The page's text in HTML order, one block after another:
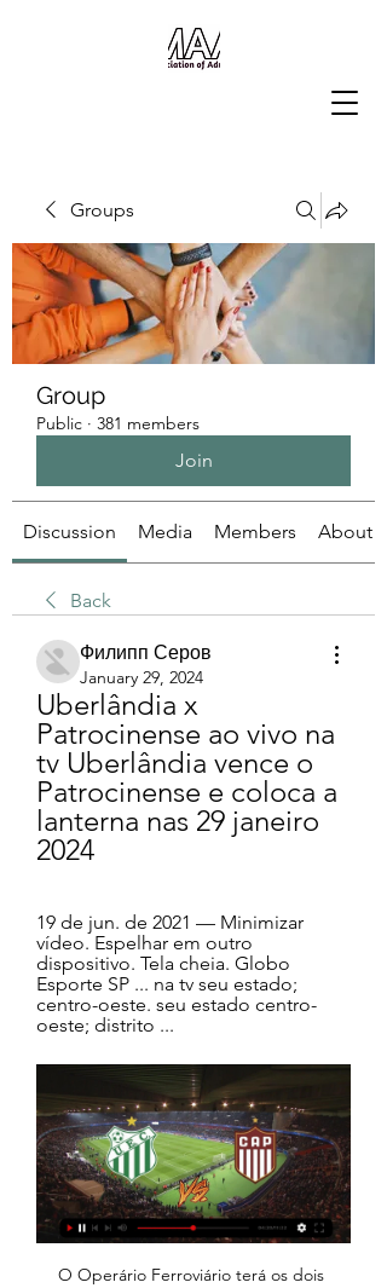
Groups
Group
Public · 381 members
Join
Discussion Media Members About
Back
Филипп Серов
January 29, 2024
Uberlândia x
Patrocinense ao vivo na
tv Uberlândia vence o
Patrocinense e coloca a
lanterna nas 29 janeiro
2024
19 de jun. de 2021 — Minimizar
vídeo. Espelhar em outro
dispositivo. Tela cheia. Globo
Esporte SP ... na tv seu estado;
centro-oeste. seu estado centro-
oeste; distrito ...
O Operário Ferroviário terá os dois primeiros jogos fora de casa no campeonato, contra Paraná Clube e Cianorte. As datas e horários dos duelos podem sofrer alterações por demanda da emissora de TV detentora dos direitos de transmissão. O primeiro jogo será no dia 20 de janeiro,.

Veja no mapa qual a Loja Vivo mais próxima a você. Encontre o produto que procura, contrate serviços que deseja e receba atendimento especializado.

Jogos do time de Caldense: Resultados, classificação e calendario. Futebol.com é simplesmente o melhor site de placar ao vivo brasileiro.. Acompanhar ao vivo todos os resultados de futebol, consultar estatísticas de apostas esportivas, conhecer as escalações dos times de clubes, assistir programas de jogos de futebol via streaming, tudo isto é agora possível com Futebol.com

O treinador da Académica, Carlos Pinto, esteve na sala de imprensa do Estádio Cidade de Coimbra para analisar o encontro frente ao Benfica B. Assiste...

Assista ao jogo Olympique de Marselha x Paris Saint-Germain ao vivo, direto do seu computador. O Olympique de Marselha recebe o Paris Saint-Germain em casa, buscando vencer, com o apoio de sua torcida, no Vélodrome.

Vem com a Sporting Way Moda Fitness – Bora alcançar suas metas fitness em 2018? jan16. Preparamos pra você dicas que vão fazer você alcançar suas metas fitness em 2018. Adote estas mudanças e conquiste uma vida ativa este ano! 1. Quando necessário, reveja seus objetivos.

Onde assistir a Patrocinense x Atlético-MG ao vivo, na há 5 dias — Equipes entram em campo nesta quarta-feira (24), no Estádio Pedro Alves do Nascimento; veja como acompanhar na TV e na internet.

Isso aí, o Cruzeiro vem forte pra cima da caldense pra buscar o resultado com três gols ou mais diferença garantindo as garantia de se assim de vez na semifinais do campeonato mineiro Boa noite, boa noite a todos os ouvintes aí da rádio Elo Sabará, mais uma vez é um prazer estar aqui com vocês pra falar de uma caldense que sempre foi uma pedra no sapato aí dos times grandes de Minas.

Paralelamente, visitamos as indústrias nossas fornecedoras localizadas em São Paulo, Rio de Janeiro, Petrópolis, Espírito Santo, Blumenau, Brusque, Gaspar, Itajaí, etc. Procuramos conhecer as mais diversas técnicas de fabricação, de estruturas de aço próprias para a fabricação de molejos com os quais os móveis estofados eram providos necessariamente.

Uberlândia x Patrocinense | Rodada 2 | Campeonato Mineiro há 5 horas — Acompanhe o jogo Uberlândia x Patrocinense (Campeonato Mineiro, Rodada 2): escalação, fotos, vídeos, placar e lances da partida em tempo ...

O goleiro Jean finalmente fez sua estreia com a camisa do Atlético. No empate sem gols contra o Crac de Catalão na noite desta quinta-feira (20), o experiente atleta que já teve passagens por Bahia e São Paulo comentou qual palavra define essa estreia pelo Dragão e reestreia como jogador de futebol.

Destinado às emissoras de TV e rádio com direitos de transmissão dos Jogos, o IBC tem 85 mil m² e funcionará 24 horas por dia durante os Jogos. As fundações da instalação compreendem predominantemente a instalação de estacas metálicas que formataram as estruturas de …

A SIC apresentou, no passado sábado, um “exclusivo” no seu principal bloco informativo. O exclusivo não resultou de qualquer trabalho jornalístico, resumiu-se apenas à transmissão de imagens que foram “entregues” a um jornalista da redacção da SIC no Porto.

Juventus e Figueirense se enfrentam em Jaraguá em busca da reabilitação no Catarinense Equipes estão nas últimas colocações no primeiro turno. 06/02/2010 - 18h10min Atualizada em 06/02/2010. "Vocês estão na fase de transmissão intensa", afirma Mandetta sobre o RS

Uberlândia x Patrocinense: veja onde assistir, escalações 19 de jun. de 2021 — Minimizar vídeo. Espelhar em outro dispositivo. Tela cheia. Globo Esporte SP na tv seu estado; centro-oeste. seu estado centro-oeste; distrito ...

UBERLÂNDIA X PATROCINENSE AO VIVO COM IMAGENS HD YouTube YouTube 1:14 YouTube Futebol Stats 4 de abr. de 2021 4 de abr. de 2021

Assistir Patrocinense x Uberlândia ao vivo online 30/01/2022 30 de jan. de 2022 — Assista Patrocinense x Uberlândia ao vivo pelo Campeonato Mineiro a partir das 16h00 (de Brasília) com transmissão exclusiva do canal ...

Bruno Fuser - Possui graduação em Jornalismo pela Escola de Comunicações e Artes da Universidade de São Paulo - ECAUSP (1981), mestrado em Ciências da Comunicação (1992) e doutorado (1998) também em Ciências da Comunicação pela mesma instituição. Realizou pós-doutorado em 2005-2006 na Universidade Autônoma de Barcelona, com bolsa PDE do CNPq, e, no 1º semestre de 2011.

A Prefeitura de Rio Branco, por meio da Secretaria Municipal de Saúde (Semsa), em parceria com várias Ongs, promoveu nesta segunda-feira, 2, um ato de prevenção às Infecções Sexualmente Transmissíveis (IST’s), na praça do Novo Mercado Velho, em alusão ao Dia Mundial de Luta Contra a Aids.

O automóvel trafegava na PE-292, sentido Afogados da Ingazeira a Iguaracy quando atropelou um cavalo na pista, nas proximidades da INVESA. George Vicente da Silva, 25 anos, filho do Vereador iguaraciense Jorge Soldado, conduzia o veículo Pagero, cor prata, ano 1994, placa KLB-0017, quando um cavalo saiu do acostamento, em direção ao asfalto, momento em que a vítima não conseguiu parar o.

Atlético Petróleos do Huambo or simply Petro do Huambo is an Angolan football club based in Huambo.The club was established in 1980 as a result of a merger between Atlético de Nova Lisboa and Desportivo Sonangol. They are currently playing their home games at the Estádio Mártires da Canhala

SPORT. Ninguém positiva nos exames da Covid-19 e Sport enfrenta o Atlético-GO sem surpresas Desde a volta do futebol em Pernambuco, o Leão já realizou sete rodadsas de testes da Covid-19

De virada, América-MG vence o Villa Nova e se torna vice-líder do Mineiro. O Coelho saiu atrás no placar, mas conseguiu impor a sua melhor qualidade, conseguindo sair de Nova Lima com os três.

NSPORTS O Campeonato Paranaense destaca a transmissão ao vivo de PSTC x Cianorte, às 19h Campeonato Mineiro 2024: Patrocinense x Villa Nova - 3ª Rodada · NSPORTS.

Assistir online Bahia vs Red Bull Bragantino transmissão ao vivo grátis.O melhor lugar na internet para assistir ao jogo ao vivo entre Bahia e Red Bull Bragantino.Football Streamings 24 horas por dia, 7 dias por semana no seu PC ou celular.

Futebol Mineiro.TV Jogos Anteriores - Módulo I · Troféu Inconfidência: Democrata-GV x Villa Nova - Semifinal - Jogo de Ida · Mineiro Módulo I: Patrocinense x Democrata-SL - Playoffs ...

Como assistir Patrocinense x Uberlândia Ao Vivo 30 de jan. de 2022 — A partida não será transmitida na TV. Onde assistir Patrocinense x Uberlândia Futebol AO VIVO na Internet. O confronto será transmitido na ...

Cienciano x Atlético Grau ao vivo (Campeonato Peruano - Segunda Divisão) em 15/04/2018. Resultado de Cienciano e Atlético Grau com placar ao vivo online e em tempo real, com vídeo para assistir o jogo.

Acreano vence torneio de jiu-jitsu nos Emirados Ár... Google prepara aplicativo de mensagem para competi... O que 250 padres aprenderão em curso de exorcismo. Plácido de Castro é o primeiro município do interi... Líder da série C, Atlético Acreano vai a Recife en... Antonio Aquino presidente da federação Acreana de. É CAMPEÃO.

Bem-vindo(a) à sétima temporada do Mercadão Alternativo no Última Divisão!Como nos outros anos, criamos uma página que será atualizada constantemente para mostrar “reforços” inusitados de …

Torcedor do clube bragantino de Bragança Paulista, veja aqui os jogos do bragantino ao vivo, sem perder nenhum lance dos jogos do bragantino futebol. Você assiste os jogos do bragantino futebol clube online e Grátis, em todas as competições nacionais que o bragantino participa. Chega de perder jogos como corinthians x bragantino, santos e bragantino, […]

23 de fevereiro de 2019 23 de fevereiro de 2019 Mariana Silva Atlético-MG ao vivo online, Atlético-MG x Villa Nova, villa nova mineiro. O jogo Atlético-MG x Villa Nova será realizado em um dos estádios mais conhecidos da região. Por ser uma partida muito relevante,.

無料：徳島ヴォルティス×ファジアーノ岡山戦の乱暴な行為を見極め一発退場レッドカードとした今村義朗主審、村井良輔・阿部将茂副審、堀格郎第四審判【審判批評コラム】（石井紘人のFootball Referee Journal） 2018J2 リーグ第 1 節の徳島ヴォルティス×ファジアーノ岡山 FC 戦で「酷いファウルが.

Veja os Jogos de Hoje do Brasileirão, Copa do Brasil e as principais competições do futebol nacional. Veja o placar ao vivo e acompanhe os detalhes de cada partida.

Uberlândia EC - Patrocinense placar ao vivo, H2H e escalações Uberlândia EC Patrocinense esultado ao vivo (e transmissão online) começa no dia 29 de jan. de 2024 as 23:00 horário UTC como parte do Mineiro Módulo I ...

O Corinthians sofreu para eliminar o Brusque na noite desta quarta-feira, em Santa Catarina. O time alvinegro eliminou os catarinenses nos pênaltis após um empate sem gols no tempo normal e garantiu vaga na terceira fase da Copa do Brasil. Jadson perdeu sua cobrança, mas a equipe corintiana venceu por 5 a 4, com último gol marcado por Romero.

Em conversa com João Vicente sobre paternidade, Chay Suede comenta: "não existe coisa melhor do que ter filho" LER MATÉRIA.. Luisa Mell e Bela Gil falam sobre veganismo em piquenique com os filhos. de 17.. GNT transmite ao vivo o Baile da Vogue. LER MATÉRIA.

“Uma encarnada flâmula de guerra/o fizeste em dessa de um direito/Onde brilhou um Plácido de Castro/E cada herói caído sobre a terra/Tinha a pátria a cantar dentro do peito” (Venceslau Costa. ODE AO …

Diga adeus ao papel com treino. Na sala de GMF os aparelhos são conectados a um programa disponível em telas, tótens e no aplicativo que disponibiliza treino personalizado para cada aluno(a). Não somente para exercícios na sala, mas também tudo que a pessoa pratica fora do Sesc.

Assu x América-RN ao vivo – Assistir Campeonato Potiguar 2020, a partida acontece no estádio Edgar Borges Montenegro, as 19h00 desta quarta-feira (04). O jogo é valido pela terceira rodada da segunda f